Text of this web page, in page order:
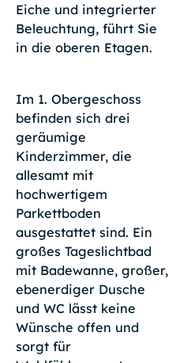
Eiche und integrierter
Beleuchtung, führt Sie
in die oberen Etagen.
Im 1. Obergeschoss
befinden sich drei
geräumige
Kinderzimmer, die
allesamt mit
hochwertigem
Parkettboden
ausgestattet sind. Ein
großes Tageslichtbad
mit Badewanne, großer,
ebenerdiger Dusche
und WC lässt keine
Wünsche offen und
sorgt für